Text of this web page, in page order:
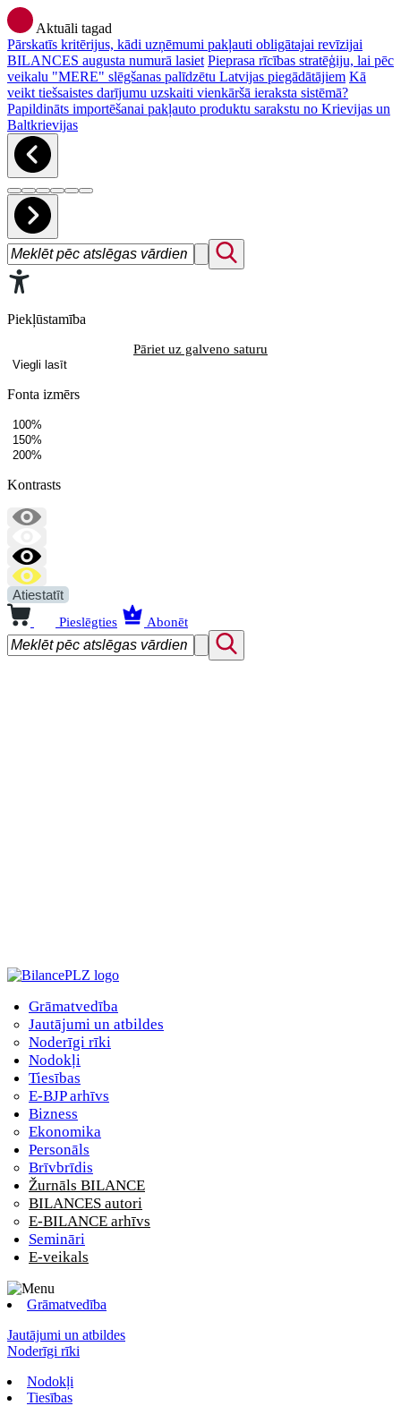
Aktuāli tagad
Pārskatīs kritērijus, kādi uzņēmumi pakļauti obligātajai revīzijai
BILANCES augusta numurā lasiet Pieprasa rīcības stratēģiju, lai pēc
veikalu "MERE" slēgšanas palīdzētu Latvijas piegādātājiem Kā
veikt tiešsaistes darījumu uzskaiti vienkāršā ieraksta sistēmā?
Papildināts importēšanai pakļauto produktu sarakstu no Krievijas un
Baltkrievijas
Piekļūstamība
Pāriet uz galveno saturu
Viegli lasīt
Fonta izmērs
100%
150%
200%
Kontrasts
Atiestatīt
Pieslēgties Abonēt
Grāmatvedība
Jautājumi un atbildes
Noderīgi rīki
Nodokļi
Tiesības
E-BJP arhīvs
Bizness
Ekonomika
Personāls
Brīvbrīdis
Žurnāls BILANCE
BILANCES autori
E-BILANCE arhīvs
Semināri
E-veikals
Grāmatvedība
Jautājumi un atbildes
Noderīgi rīki
Nodokļi
Tiesības